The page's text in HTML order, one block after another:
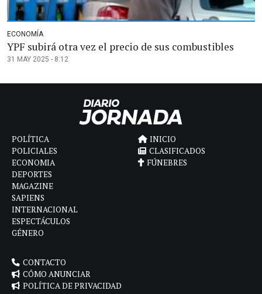
ECONOMÍA
YPF subirá otra vez el precio de sus combustibles
31 MAY 2025 - 8:12
POLÍTICA
POLICIALES
ECONOMIA
DEPORTES
MAGAZINE
SAPIENS
INTERNACIONAL
ESPECTÁCULOS
GÉNERO
INICIO
CLASIFICADOS
FÚNEBRES
CONTACTO
CÓMO ANUNCIAR
POLÍTICA DE PRIVACIDAD